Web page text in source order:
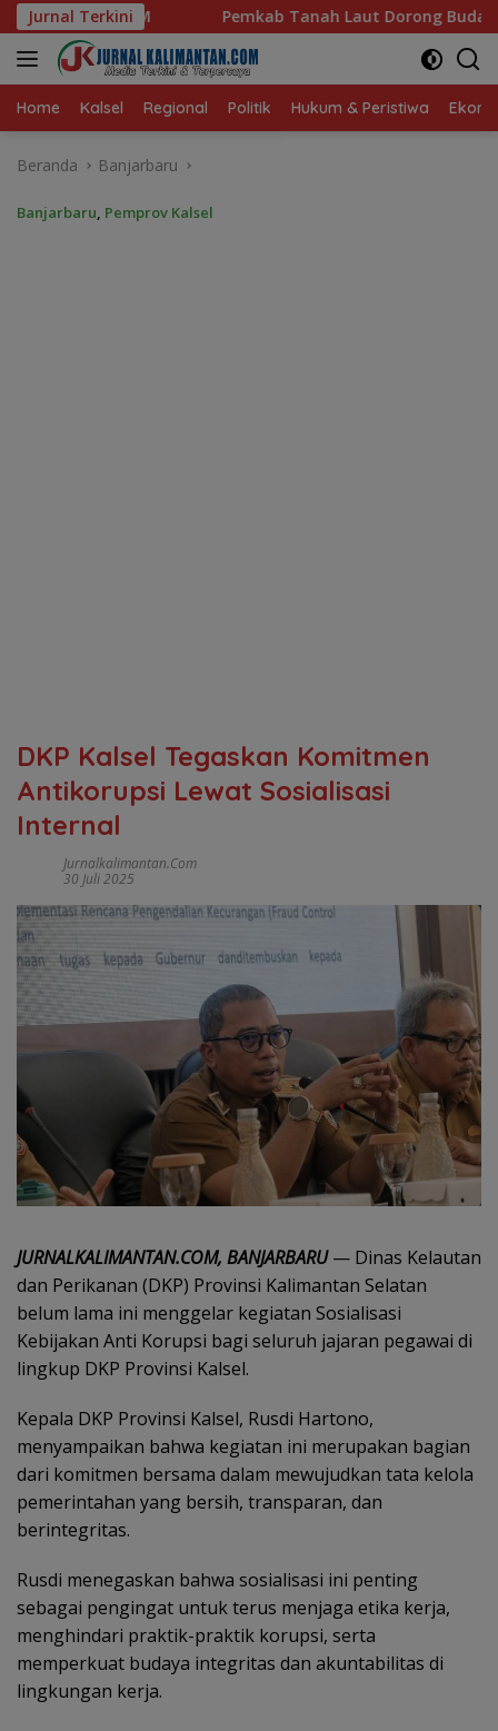
Langsung
ke
konten
Jurnal Terkini
Tanah Laut Dorong Budaya Hidup Sehat dan Kekompakan
Home Kalsel Regional Politik Hukum & Peristiwa
Beranda Banjarbaru
Banjarbaru, Pemprov Kalsel
DKP Kalsel Tegaskan Komitmen
Antikorupsi Lewat Sosialisasi
Internal
Jurnalkalimantan.com
30 Juli 2025
JURNALKALIMANTAN.COM, BANJARBARU— Dinas Kelautan
dan Perikanan (DKP) Provinsi Kalimantan Selatan
belum lama ini menggelar kegiatan Sosialisasi
Kebijakan Anti Korupsi bagi seluruh jajaran pegawai di
lingkup DKP Provinsi Kalsel.
Kepala DKP Provinsi Kalsel, Rusdi Hartono,
menyampaikan bahwa kegiatan ini merupakan bagian
dari komitmen bersama dalam mewujudkan tata kelola
pemerintahan yang bersih, transparan, dan
berintegritas.
Rusdi menegaskan bahwa sosialisasi ini penting
sebagai pengingat untuk terus menjaga etika kerja,
menghindari praktik-praktik korupsi, serta
memperkuat budaya integritas dan akuntabilitas di
lingkungan kerja.